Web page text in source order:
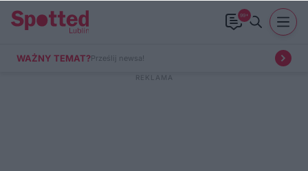
99+
WAŻNY TEMAT?Prześlij newsa!